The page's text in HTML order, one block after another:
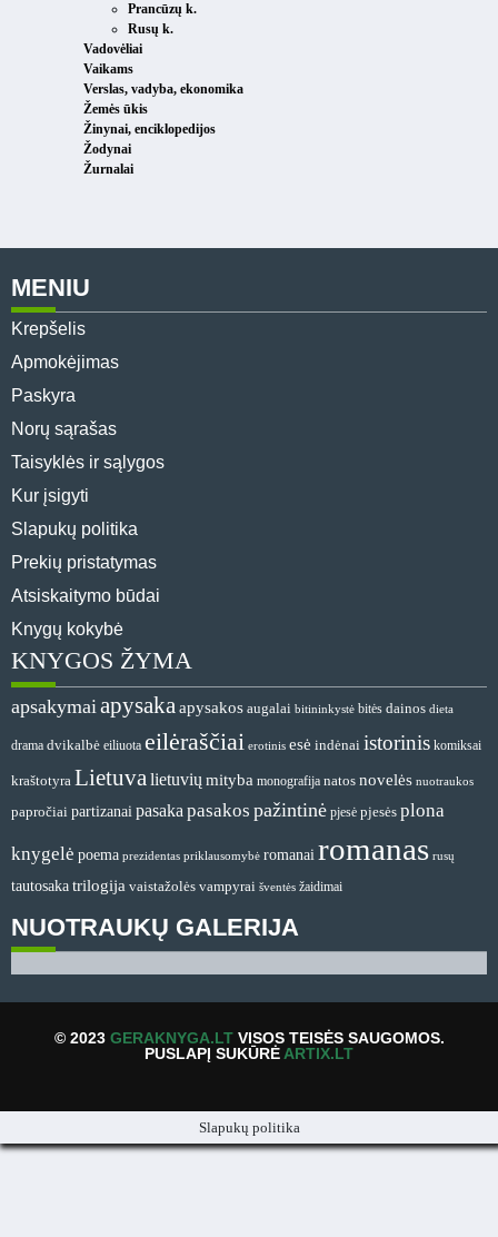
Prancūzų k.
Rusų k.
Vadovėliai
Vaikams
Verslas, vadyba, ekonomika
Žemės ūkis
Žinynai, enciklopedijos
Žodynai
Žurnalai
MENIU
Krepšelis
Apmokėjimas
Paskyra
Norų sąrašas
Taisyklės ir sąlygos
Kur įsigyti
Slapukų politika
Prekių pristatymas
Atsiskaitymo būdai
Knygų kokybė
NUOTRAUKŲ GALERIJA
KNYGOS ŽYMA
apsakymaiapysakaapysakos augalai bitininkystė bitės dainos dieta
drama dvikalbė eiliuota eilėraščiai erotinis esė indėnai istorinis komiksai
kraštotyra Lietuvalietuviųmityba monografija natos novelės nuotraukos
papročiai partizanai pasaka pasakos pažintinė pjesė pjesės plona
knygelė poema prezidentas priklausomybė romanai romanas rusų
tautosakatrilogija vaistažolės vampyrai šventės žaidimai
© 2023 GERAKNYGA.LTVISOS TEISĖS SAUGOMOS.
PUSLAPĮ SUKŪRĖ ARTIX.LT
Slapukų politika